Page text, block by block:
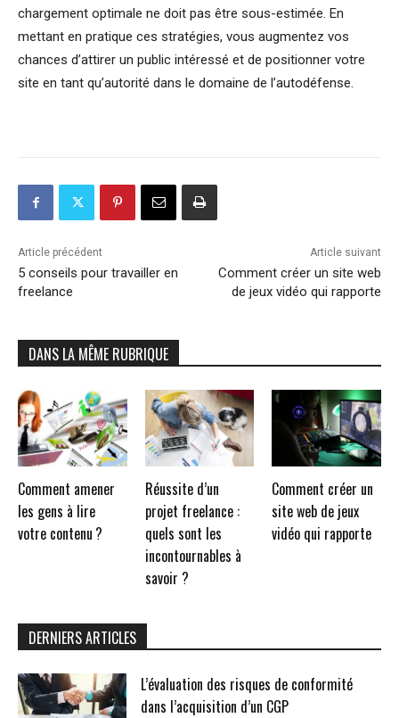
chargement optimale ne doit pas être sous-estimée. En
mettant en pratique ces stratégies, vous augmentez vos
chances d’attirer un public intéressé et de positionner votre
site en tant qu’autorité dans le domaine de l’autodéfense.
Article précédent
5 conseils pour travailler en
freelance
Article suivant
Comment créer un site web
de jeux vidéo qui rapporte
DANS LA MÊME RUBRIQUE
Comment amener
les gens à lire
votre contenu ?
Réussite d’un
projet freelance :
quels sont les
incontournables à
savoir ?
Comment créer un
site web de jeux
vidéo qui rapporte
DERNIERS ARTICLES
L’évaluation des risques de conformité
dans l’acquisition d’un CGP